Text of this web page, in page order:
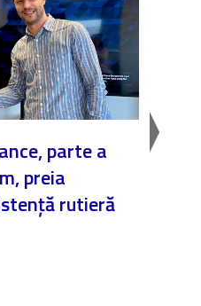
parte a
preia
rutieră